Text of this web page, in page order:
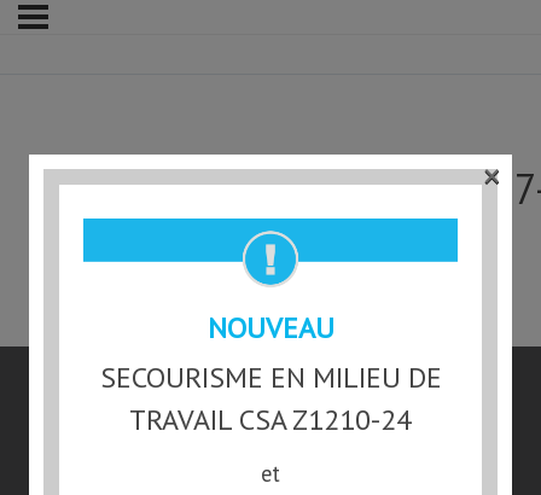
Développement des bébés
NOUVEAU
SECOURISME EN MILIEU DE
TRAVAIL CSA Z1210-24
et
×